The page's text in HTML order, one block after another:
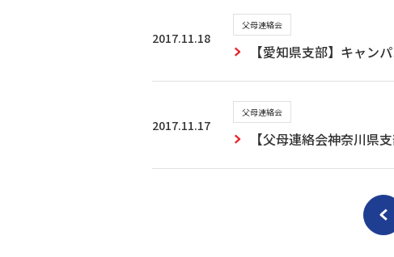
2017.11.18
父母連絡会
【愛知県支部】キャン
2017.11.17
父母連絡会
【父母連絡会神奈川県